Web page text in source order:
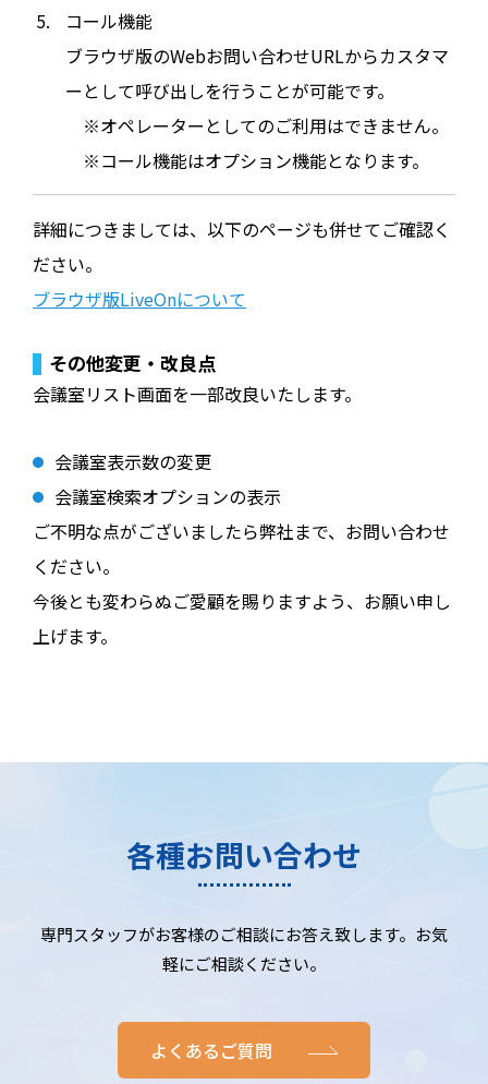
コール機能
ブラウザ版のWebお問い合わせURLからカスタマ
ーとして呼び出しを行うことが可能です。
※オペレーターとしてのご利用はできません。
※コール機能はオプション機能となります。
詳細につきましては、以下のページも併せてご確認く
ださい。
ブラウザ版LiveOnについて
その他変更・改良点
会議室リスト画面を一部改良いたします。
会議室表示数の変更
会議室検索オプションの表示
ご不明な点がございましたら弊社まで、お問い合わせ
ください。
今後とも変わらぬご愛顧を賜りますよう、お願い申し
上げます。
各種お問い合わせ
専門スタッフがお客様のご相談にお答え致します。お気
軽にご相談ください。
よくあるご質問